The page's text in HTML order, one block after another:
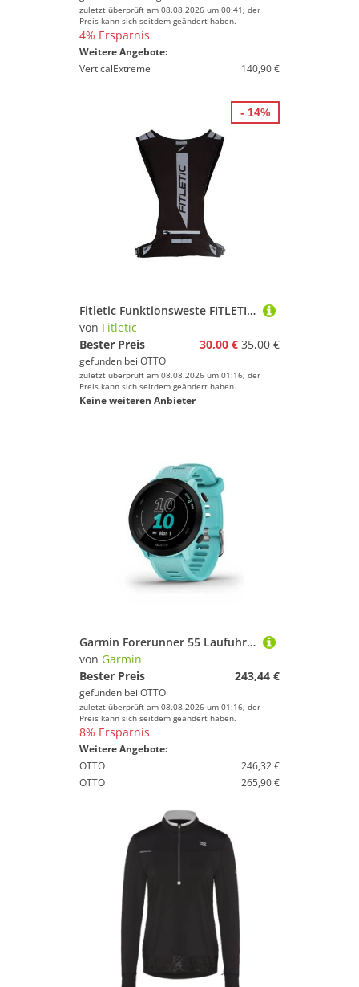
zuletzt überprüft am 08.08.2026 um 00:41; der
Preis kann sich seitdem geändert haben.
4% Ersparnis
Weitere Angebote:
VerticalExtreme
140,90 €
Fitletic Funktionsweste FITLETIC Glo - Laufweste mit Reflektoren für Joggen, Laufen, Sport
von Fitletic
Bester Preis
30,00 € 35,00 €
gefunden bei OTTO
zuletzt überprüft am 08.08.2026 um 01:16; der
Preis kann sich seitdem geändert haben.
Keine weiteren Anbieter
- 14%
Garmin Forerunner 55 Laufuhr aqua Smartwatch
von Garmin
Bester Preis
243,44 €
gefunden bei OTTO
zuletzt überprüft am 08.08.2026 um 01:16; der
Preis kann sich seitdem geändert haben.
8% Ersparnis
Weitere Angebote:
OTTO
246,32 €
OTTO
265,90 €